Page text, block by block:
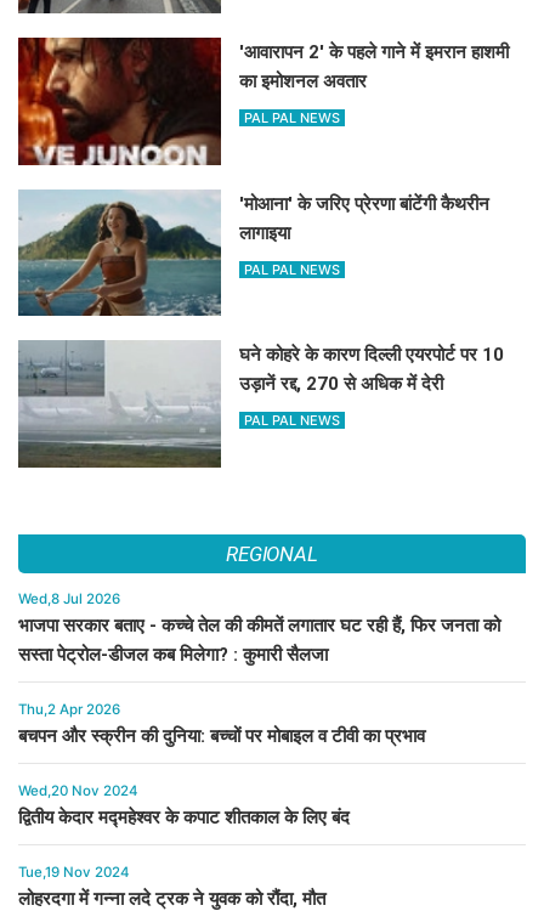
'आवारापन 2' के पहले गाने में इमरान हाशमी
का इमोशनल अवतार
PAL PAL NEWS
'मोआना' के जरिए प्रेरणा बांटेंगी कैथरीन
लागाइया
PAL PAL NEWS
घने कोहरे के कारण दिल्ली एयरपोर्ट पर 10
उड़ानें रद्द, 270 से अधिक में देरी
PAL PAL NEWS
REGIONAL
Wed,8 Jul 2026
भाजपा सरकार बताए - कच्चे तेल की कीमतें लगातार घट रही हैं, फिर जनता को
सस्ता पेट्रोल-डीजल कब मिलेगा? : कुमारी सैलजा
Thu,2 Apr 2026
बचपन और स्क्रीन की दुनिया: बच्चों पर मोबाइल व टीवी का प्रभाव
Wed,20 Nov 2024
द्वितीय केदार मद्महेश्वर के कपाट शीतकाल के लिए बंद
Tue,19 Nov 2024
लोहरदगा में गन्ना लदे ट्रक ने युवक को रौंदा, मौत